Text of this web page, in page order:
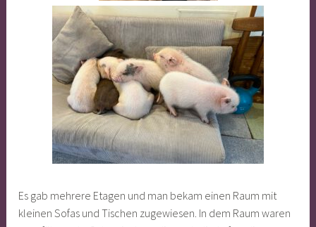
Es gab mehrere Etagen und man bekam einen Raum mit
kleinen Sofas und Tischen zugewiesen. In dem Raum waren